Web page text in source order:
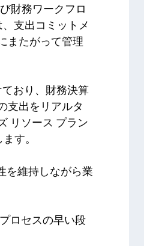
財務ワークフロ
支出コミットメ
またがって管理
おり、財務決算
支出をリアルタ
リソース プラン
す。
を維持しながら業
ロセスの早い段